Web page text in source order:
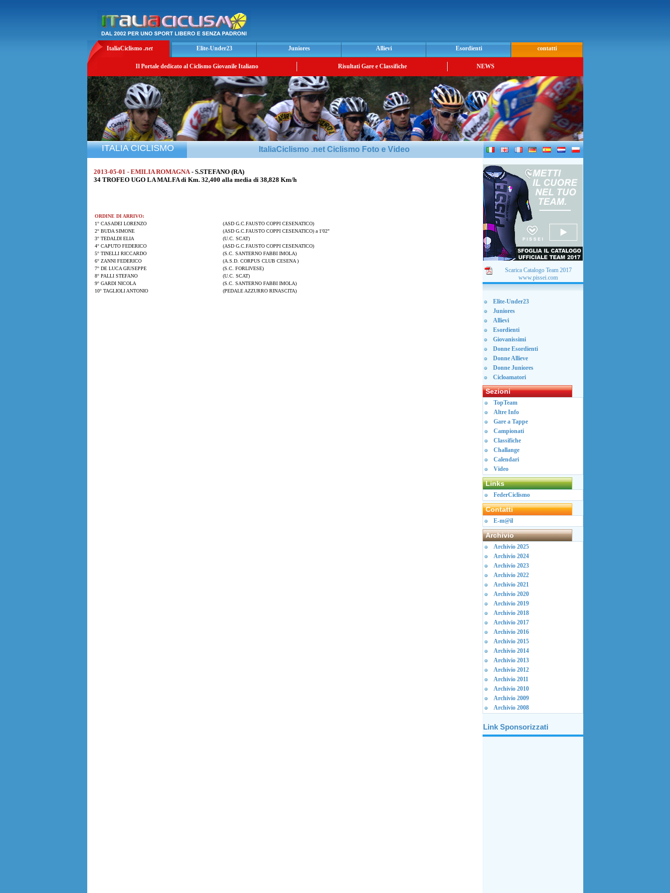
ItaliaCiclismo .net Elite-Under23 Juniores Allievi Esordienti contatti
Il Portale dedicato al Ciclismo Giovanile Italiano Risultati Gare e Classifiche NEWS
ITALIA CICLISMO ItaliaCiclismo .net Ciclismo Foto e Video
2013-05-01 - EMILIA ROMAGNA - S.STEFANO (RA)
34 TROFEO UGO LA MALFA di Km. 32,400 alla media di 38,828 Km/h
ORDINE DI ARRIVO:
1° CASADEI LORENZO
(ASD G.C.FAUSTO COPPI CESENATICO)
2° BUDA SIMONE
(ASD G.C.FAUSTO COPPI CESENATICO) a 1'02"
3° TEDALDI ELIA
(U.C. SCAT)
4° CAPUTO FEDERICO
(ASD G.C.FAUSTO COPPI CESENATICO)
5° TINELLI RICCARDO
(S.C. SANTERNO FABBI IMOLA)
6° ZANNI FEDERICO
(A.S.D. CORPUS CLUB CESENA )
7° DE LUCA GIUSEPPE
(S.C. FORLIVESE)
8° PALLI STEFANO
(U.C. SCAT)
9° GARDI NICOLA
(S.C. SANTERNO FABBI IMOLA)
10° TAGLIOLI ANTONIO
(PEDALE AZZURRO RINASCITA)
Scarica Catalogo Team 2017
www.pissei.com
Elite-Under23
Juniores
Allievi
Esordienti
Giovanissimi
Donne Esordienti
Donne Allieve
Donne Juniores
Cicloamatori
Sezioni
TopTeam
Altre Info
Gare a Tappe
Campionati
Classifiche
Challange
Calendari
Video
Links
FederCiclismo
Contatti
E-m@il
Archivio
Archivio 2025
Archivio 2024
Archivio 2023
Archivio 2022
Archivio 2021
Archivio 2020
Archivio 2019
Archivio 2018
Archivio 2017
Archivio 2016
Archivio 2015
Archivio 2014
Archivio 2013
Archivio 2012
Archivio 2011
Archivio 2010
Archivio 2009
Archivio 2008
Link Sponsorizzati